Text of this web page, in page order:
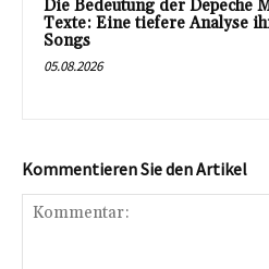
Die Bedeutung der Depeche
Texte: Eine tiefere Analyse
Songs
05.08.2026
Kommentieren Sie den Artikel